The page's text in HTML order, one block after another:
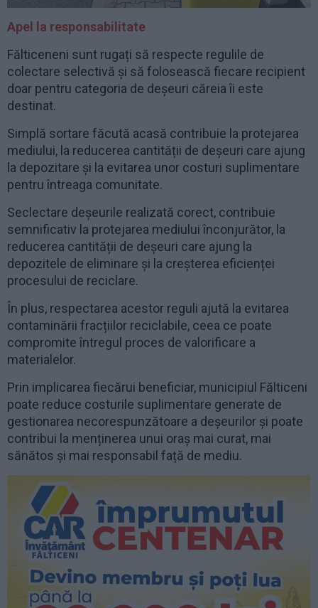
Apel la responsabilitate
Fălticeneni sunt rugați să respecte regulile de
colectare selectivă și să folosească fiecare recipient
doar pentru categoria de deșeuri căreia îi este
destinat.
Simplă sortare făcută acasă contribuie la protejarea
mediului, la reducerea cantității de deșeuri care ajung
la depozitare și la evitarea unor costuri suplimentare
pentru întreaga comunitate.
Seclectare deșeurile realizată corect, contribuie
semnificativ la protejarea mediului înconjurător, la
reducerea cantității de deșeuri care ajung la
depozitele de eliminare și la creșterea eficienței
procesului de reciclare.
În plus, respectarea acestor reguli ajută la evitarea
contaminării fracțiilor reciclabile, ceea ce poate
compromite întregul proces de valorificare a
materialelor.
Prin implicarea fiecărui beneficiar, municipiul Fălticeni
poate reduce costurile suplimentare generate de
gestionarea necorespunzătoare a deșeurilor și poate
contribui la menținerea unui oraș mai curat, mai
sănătos și mai responsabil față de mediu.